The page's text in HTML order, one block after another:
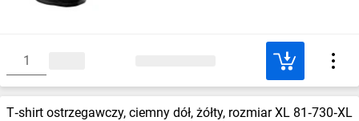
T‑shirt ostrzegawczy, ciemny dół, żółty, rozmiar XL 81‑730‑XL